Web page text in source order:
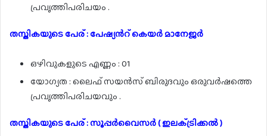
പ്രവൃത്തിപരിചയം .
തസ്തികയുടെ പേര് : പേഷ്യൻറ് കെയർ മാനേജർ
ഒഴിവുകളുടെ എണ്ണം : 01
യോഗ്യത : ലൈഫ് സയൻസ് ബിരുദവും ഒരുവർഷത്തെ
പ്രവൃത്തിപരിചയവും .
തസ്തികയുടെ പേര് : സൂപ്പർവൈസർ ( ഇലക്‌ട്രിക്കൽ )